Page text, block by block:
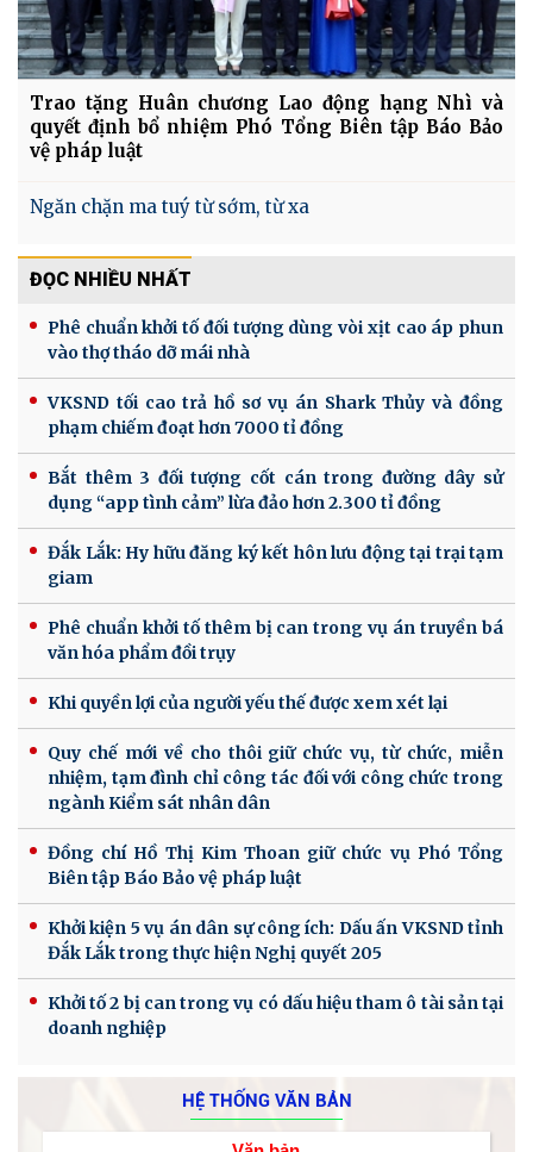
Trao tặng Huân chương Lao động hạng Nhì và
quyết định bổ nhiệm Phó Tổng Biên tập Báo Bảo
vệ pháp luật
Ngăn chặn ma tuý từ sớm, từ xa
ĐỌC NHIỀU NHẤT
Phê chuẩn khởi tố đối tượng dùng vòi xịt cao áp phun
vào thợ tháo dỡ mái nhà
VKSND tối cao trả hồ sơ vụ án Shark Thủy và đồng
phạm chiếm đoạt hơn 7000 tỉ đồng
Bắt thêm 3 đối tượng cốt cán trong đường dây sử
dụng “app tình cảm” lừa đảo hơn 2.300 tỉ đồng
Đắk Lắk: Hy hữu đăng ký kết hôn lưu động tại trại tạm
giam
Phê chuẩn khởi tố thêm bị can trong vụ án truyền bá
văn hóa phẩm đồi trụy
Khi quyền lợi của người yếu thế được xem xét lại
Quy chế mới về cho thôi giữ chức vụ, từ chức, miễn
nhiệm, tạm đình chỉ công tác đối với công chức trong
ngành Kiểm sát nhân dân
Đồng chí Hồ Thị Kim Thoan giữ chức vụ Phó Tổng
Biên tập Báo Bảo vệ pháp luật
Khởi kiện 5 vụ án dân sự công ích: Dấu ấn VKSND tỉnh
Đắk Lắk trong thực hiện Nghị quyết 205
Khởi tố 2 bị can trong vụ có dấu hiệu tham ô tài sản tại
doanh nghiệp
HỆ THỐNG VĂN BẢN